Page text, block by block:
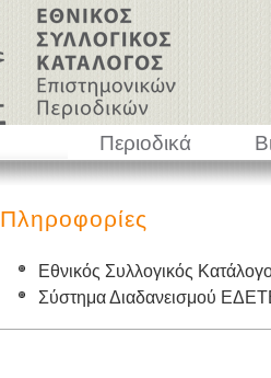
Περιοδικά
Πληροφορίες
Εθνικός Συλλογικός
Σύστημα Διαδανεισμού